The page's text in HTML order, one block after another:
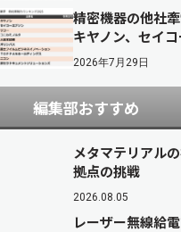
精密機器の他社
キヤノン、セイ
2026年7月29日
編集部おすすめ
メタマテリアル
拠点の挑戦
2026.08.05
レーザー無線給